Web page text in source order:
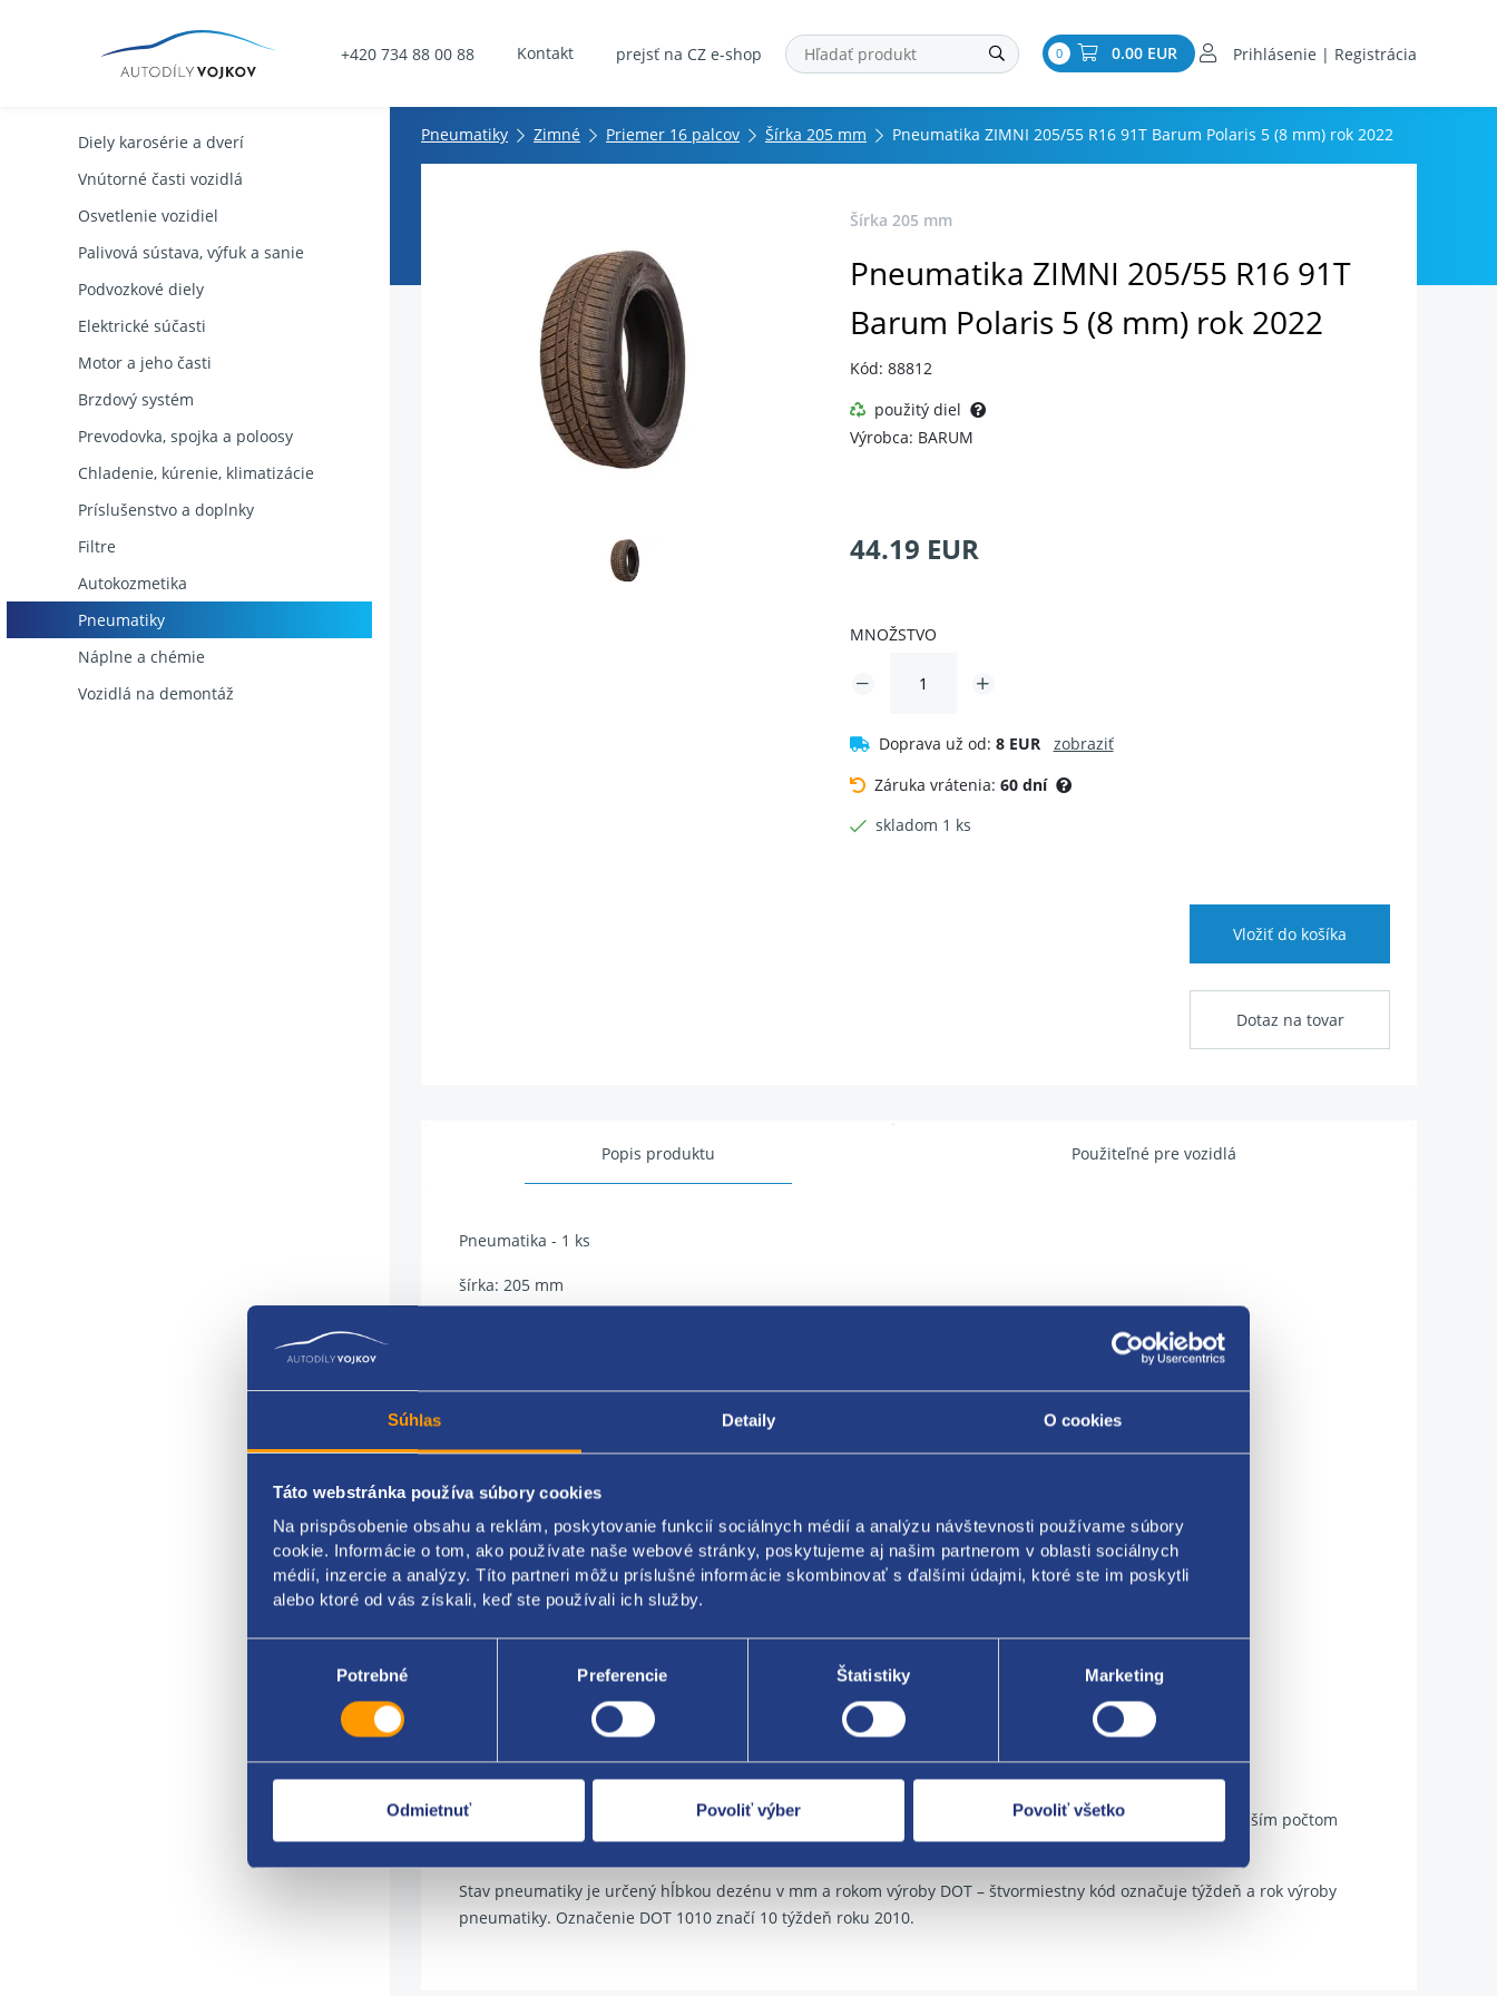
Súhlas Detaily O cookies
Táto webstránka používa súbory cookies
Na prispôsobenie obsahu a reklám, poskytovanie funkcií sociálnych médií a analýzu návštevnosti používame súbory
cookie. Informácie o tom, ako používate naše webové stránky, poskytujeme aj našim partnerom v oblasti sociálnych
médií, inzercie a analýzy. Títo partneri môžu príslušné informácie skombinovať s ďalšími údajmi, ktoré ste im poskytli
alebo ktoré od vás získali, keď ste používali ich služby.
Potrebné Preferencie Štatistiky Marketing
Odmietnuť Povoliť výber Povoliť všetko
+420 734 88 00 88 Kontakt prejsť na CZ e-shop 0 0.00 EUR Prihlásenie | Registrácia
Diely karosérie a dverí
Vnútorné časti vozidlá
Osvetlenie vozidiel
Palivová sústava, výfuk a sanie
Podvozkové diely
Elektrické súčasti
Motor a jeho časti
Brzdový systém
Prevodovka, spojka a poloosy
Chladenie, kúrenie, klimatizácie
Príslušenstvo a doplnky
Filtre
Autokozmetika
Pneumatiky
Náplne a chémie
Vozidlá na demontáž
Pneumatiky Zimné Priemer 16 palcov Šírka 205 mm Pneumatika ZIMNI 205/55 R16 91T Barum Polaris 5 (8 mm) rok 2022
Šírka 205 mm
Pneumatika ZIMNI 205/55 R16 91T
Barum Polaris 5 (8 mm) rok 2022
Kód: 88812
použitý diel
Výrobca: BARUM
44.19 EUR
MNOŽSTVO
Doprava už od: 8 EUR
zobraziť
Záruka vrátenia: 60 dní
skladom 1 ks
Vložiť do košíka
Dotaz na tovar
Popis produktu Použiteľné pre vozidlá
Pneumatika - 1 ks
šírka: 205 mm
prevedenie: osobné
typ: ZIMNÉ
model: Polaris 5
výrobca: Barum
hĺbka dezénu: 8 mm
doplnkové informácie:
Ponuka použité pneumatiky. Možnosť objednať iba množstvo, ktoré je aktuálne skladom. Objednávky s väčším počtom
pneumatík, než je aktuálna ponuka na e-shope, budú stornované
Stav pneumatiky je určený hĺbkou dezénu v mm a rokom výroby DOT – štvormiestny kód označuje týždeň a rok výroby
pneumatiky. Označenie DOT 1010 značí 10 týždeň roku 2010.